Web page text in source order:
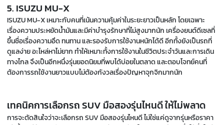
5. ISUZU MU-X
ISUZU MU-X เหมาะกับคนที่เน้นความคุ้มค่าในระยะยาวเป็นหลัก โดยเฉพาะ
เรื่องความประหยัดน้ำมันและมีค่าบำรุงรักษาที่ไม่สูงมากนัก เครื่องยนต์ดีเซลที่
ขึ้นชื่อเรื่องความอึด ทนทาน และรองรับการใช้งานหนักได้ดี อีกทั้งยังเป็นรถที่
ดูแลง่าย อะไหล่หาไม่ยาก ทำให้เหมาะทั้งการใช้งานในชีวิตประจำวันและการเดิน
ทางไกล จึงเป็นอีกหนึ่งรุ่นยอดนิยมที่พบได้บ่อยในตลาด และตอบโจทย์คนที่
ต้องการรถใช้งานยาวแบบไม่ต้องกังวลเรื่องปัญหาจุกจิกมากนัก
เทคนิคการเลือกรถ SUV มือสองรุ่นไหนดี ให้ไม่พลาด
การจะตัดสินใจว่าจะเลือกรถ SUV มือสองรุ่นไหนดี ไม่ใช่แค่ดูจากรุ่นหรือราคา